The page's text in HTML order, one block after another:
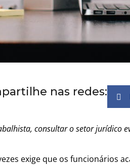
nas redes:
consultar o setor jurídico
exige que os funcionários